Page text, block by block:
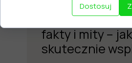
Detoksykacja
fakty i mity –
skutecznie
Dostosuj